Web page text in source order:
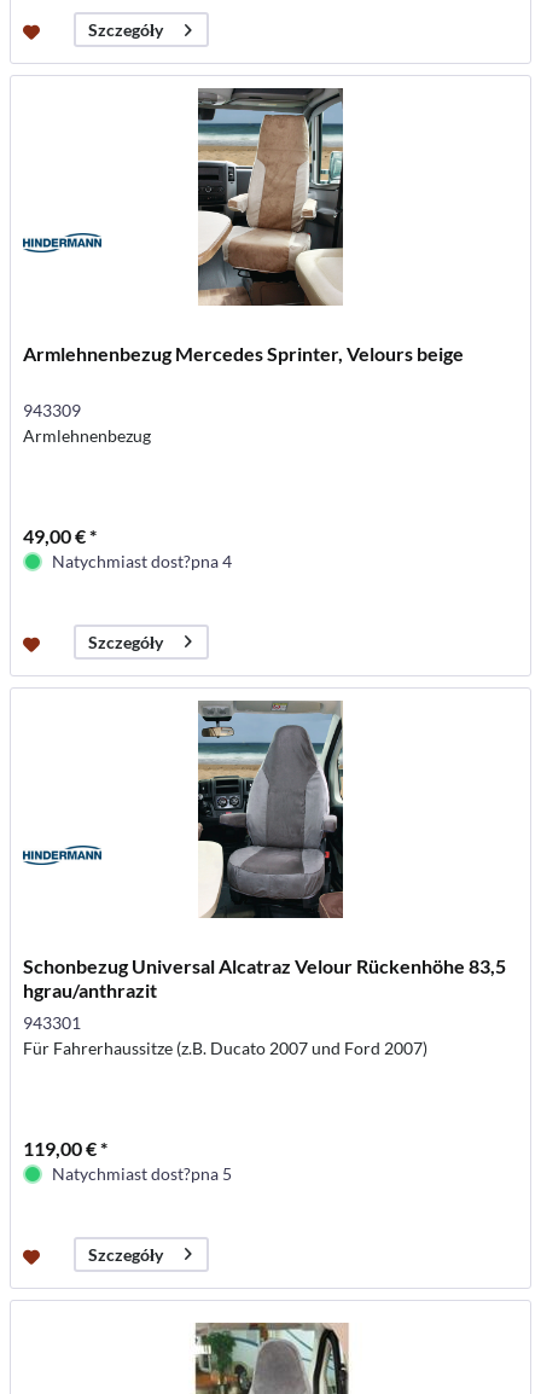
Szczegóły
Armlehnenbezug Mercedes Sprinter, Velours beige
943309
Armlehnenbezug
49,00 € *
Natychmiast dost?pna 4
Szczegóły
Schonbezug Universal Alcatraz Velour Rückenhöhe 83,5
hgrau/anthrazit
943301
Für Fahrerhaussitze (z.B. Ducato 2007 und Ford 2007)
119,00 € *
Natychmiast dost?pna 5
Szczegóły